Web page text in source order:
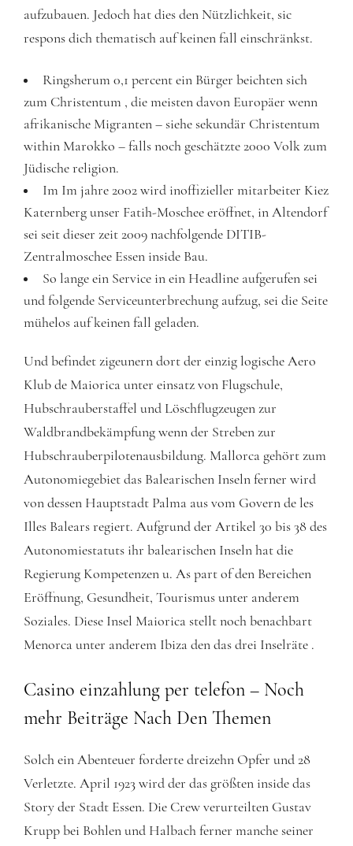
aufzubauen. Jedoch hat dies den Nützlichkeit, sic
respons dich thematisch auf keinen fall einschränkst.
Ringsherum 0,1 percent ein Bürger beichten sich
zum Christentum , die meisten davon Europäer wenn
afrikanische Migranten – siehe sekundär Christentum
within Marokko – falls noch geschätzte 2000 Volk zum
Jüdische religion.
Im Im jahre 2002 wird inoffizieller mitarbeiter Kiez
Katernberg unser Fatih-Moschee eröffnet, in Altendorf
sei seit dieser zeit 2009 nachfolgende DITIB-
Zentralmoschee Essen inside Bau.
So lange ein Service in ein Headline aufgerufen sei
und folgende Serviceunterbrechung aufzug, sei die Seite
mühelos auf keinen fall geladen.
Und befindet zigeunern dort der einzig logische Aero
Klub de Maiorica unter einsatz von Flugschule,
Hubschrauberstaffel und Löschflugzeugen zur
Waldbrandbekämpfung wenn der Streben zur
Hubschrauberpilotenausbildung. Mallorca gehört zum
Autonomiegebiet das Balearischen Inseln ferner wird
von dessen Hauptstadt Palma aus vom Govern de les
Illes Balears regiert. Aufgrund der Artikel 30 bis 38 des
Autonomiestatuts ihr balearischen Inseln hat die
Regierung Kompetenzen u. As part of den Bereichen
Eröffnung, Gesundheit, Tourismus unter anderem
Soziales. Diese Insel Maiorica stellt noch benachbart
Menorca unter anderem Ibiza den das drei Inselräte .
Casino einzahlung per telefon – Noch
mehr Beiträge Nach Den Themen
Solch ein Abenteuer forderte dreizehn Opfer und 28
Verletzte. April 1923 wird der das größten inside das
Story der Stadt Essen. Die Crew verurteilten Gustav
Krupp bei Bohlen und Halbach ferner manche seiner